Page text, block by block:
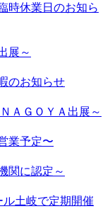
時休業日のお知ら
展～
のお知らせ
ＡＧＯＹＡ出展～
業予定〜
関に認定～
土岐で定期開催